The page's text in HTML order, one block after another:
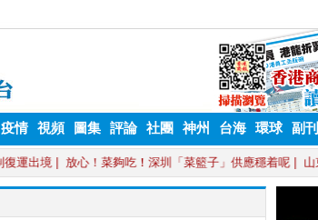
疫情 視頻 圖集 評論 社團 神州 台海 環球 副刊